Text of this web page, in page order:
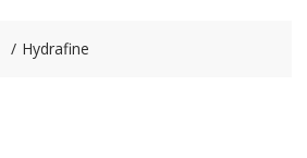
Hydrafine